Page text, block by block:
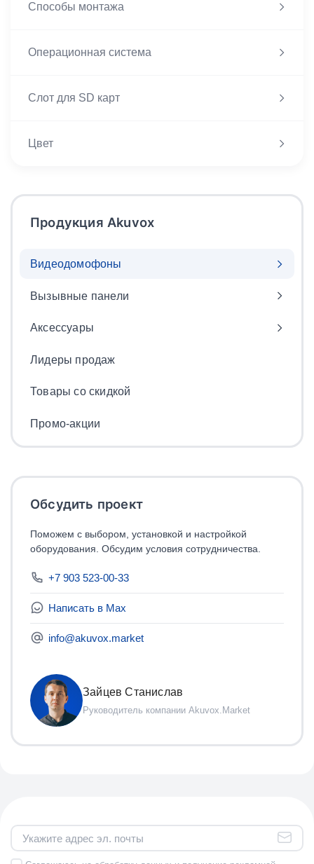
Способы монтажа
Операционная система
Слот для SD карт
Цвет
Продукция Akuvox
Видеодомофоны
Вызывные панели
Аксессуары
Лидеры продаж
Товары со скидкой
Промо-акции
Обсудить проект
Поможем с выбором, установкой и настройкой
оборудования. Обсудим условия сотрудничества.
+7 903 523-00-33
Написать в Мах
info@akuvox.market
Зайцев Станислав
Руководитель компании Akuvox.Market